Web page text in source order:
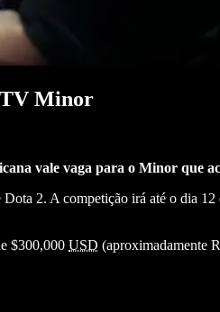
Minor
vale vaga para o Minor que
Dota 2. A competição irá até o dia
$300,000 USD (aproximadamente